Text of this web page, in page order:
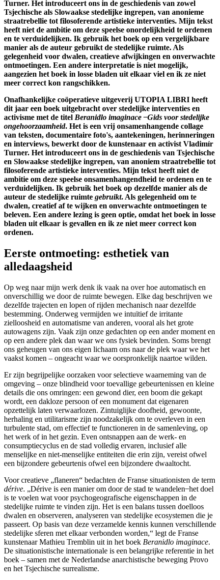
Turner. Het introduceert ons in de geschiedenis van zowel
Tsjechische als Slowaakse stedelijke ingrepen, van anonieme
straatrebellie tot filosoferende artistieke interventies. Mijn tekst
heeft niet de ambitie om deze speelse onordelijkheid te ordenen
en te verduidelijken. Ik gebruik het boek op een vergelijkbare
manier als de auteur gebruikt de stedelijke ruimte. Als
gelegenheid voor dwalen, creatieve afwijkingen en onverwachte
ontmoetingen. Een andere interpretatie is niet mogelijk,
aangezien het boek in losse bladen uit elkaar viel en ik ze niet
meer correct kon rangschikken.
Onafhankelijke coöperatieve uitgeverij UTOPIA LIBRI heeft
dit jaar een boek uitgebracht over stedelijke interventies en
activisme met de titel Beranidlo imaginace ̶ Gids voor stedelijke
ongehoorzaamheid. Het is een vrij onsamenhangende collage
van teksten, documentaire foto's, aantekeningen, herinneringen
en interviews, bewerkt door de kunstenaar en activist Vladimír
Turner. Het introduceert ons in de geschiedenis van Tsjechische
en Slowaakse stedelijke ingrepen, van anoniem straatrebellie tot
filosoferende artistieke interventies. Mijn tekst heeft niet de
ambitie om deze speelse onsamenhangendheid te ordenen en te
verduidelijken. Ik gebruik het boek op dezelfde manier als de
auteur de stedelijke ruimte gebruikt. Als gelegenheid om te
dwalen, creatief af te wijken en onverwachte ontmoetingen te
beleven. Een andere lezing is geen optie, omdat het boek in losse
bladen uit elkaar is gevallen en ik ze niet meer correct kon
ordenen.
Eerste ontmoeting: esthetiek van
alledaagsheid
Op weg naar mijn werk denk ik vaak na over hoe automatisch en
onverschillig we door de ruimte bewegen. Elke dag beschrijven we
dezelfde trajecten en lopen of rijden mechanisch naar dezelfde
bestemming. Onderweg vermijden we intuïtief de irritante
zielloosheid en automatisme van anderen, vooral als het grote
autowagens zijn. Vaak zijn onze gedachten op een ander moment en
op een andere plek dan waar we ons fysiek bevinden. Soms brengt
ons geheugen van ons eigen lichaam ons naar de plek waar we het
vaakst komen – ongeacht waar we oorspronkelijk naartoe wilden.
Er zijn begrijpelijke oorzaken voor selectieve waarneming van de
omgeving – onze blindheid voor toevallige gebeurtenissen en kleine
details die ons omringen: een gewond dier, een boom die gekapt
wordt, een dakloze persoon of een monument dat eigenaren
opzettelijk laten verwaarlozen. Zintuiglijke doofheid, gewoonte,
herhaling en utilitarisme zijn noodzakelijk om te overleven in een
turbulente stad, om effectief te functioneren in de samenleving, op
het werk of in het gezin. Even ontsnappen aan de werk- en
consumptiecyclus en de stad volledig ervaren, inclusief alle
menselijke en niet-menselijke entiteiten die erin zijn, vereist ofwel
een bijzondere gebeurtenis ofwel een bijzondere dwaaltocht.
Voor creatieve „flaneren“ bedachten de Franse situationisten de term
dérive. „Dérive is een manier om door de stad te wandelen ̶ het doel
is te voelen wat voor psychogeografische eigenschappen in de
stedelijke ruimte te vinden zijn. Het is een balans tussen doelloos
dwalen en observeren, analyseren van stedelijke ecosystemen die je
passeert. Op basis van deze verzamelde kennis kunnen verschillende
stedelijke sferen met elkaar verbonden worden,“ legt de Franse
kunstenaar Mathieu Tremblin uit in het boek Beranidlo imaginace.
De situationistische internationale is een belangrijke referentie in het
boek – samen met de Nederlandse anarchistische beweging Provo
en het Tsjechische surrealisme.